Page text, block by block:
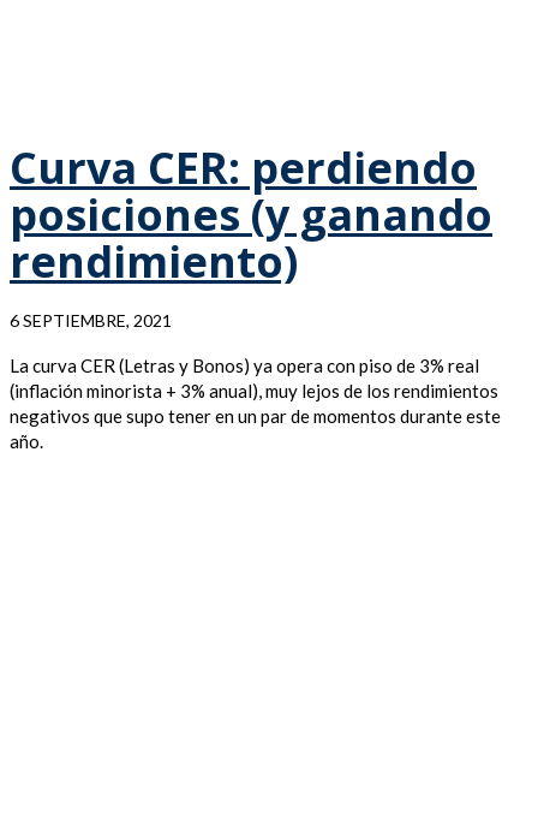
Curva CER: perdiendo
posiciones (y ganando
rendimiento)
6 SEPTIEMBRE, 2021
La curva CER (Letras y Bonos) ya opera con piso de 3% real
(inflación minorista + 3% anual), muy lejos de los rendimientos
negativos que supo tener en un par de momentos durante este
año.